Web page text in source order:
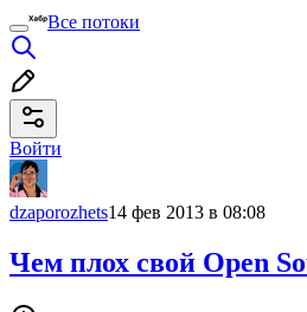
Все потоки
Войти
dzaporozhets14 фев 2013 в 08:08
Чем плох свой Open